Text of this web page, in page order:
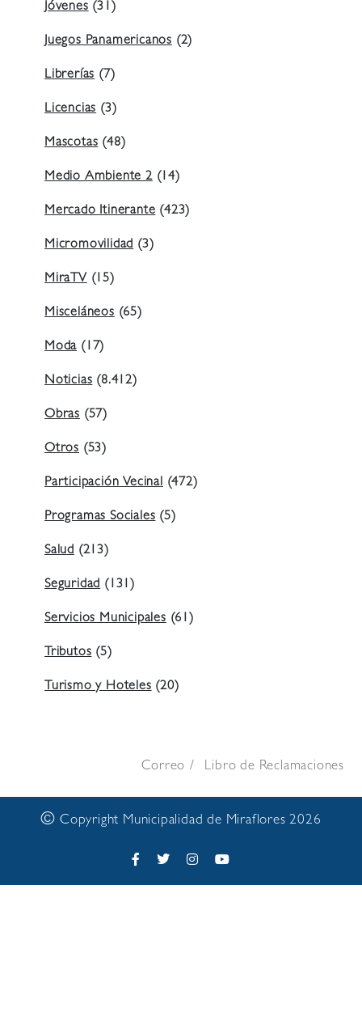
Jóvenes(31)
Juegos Panamericanos (2)
Librerías(7)
Licencias(3)
Mascotas(48)
Medio Ambiente 2(14)
Mercado Itinerante(423)
Micromovilidad(3)
MiraTV(15)
Misceláneos(65)
Moda(17)
Noticias(8.412)
Obras (57)
Otros (53)
Participación Vecinal(472)
Programas Sociales(5)
Salud (213)
Seguridad(131)
Servicios Municipales(61)
Tributos(5)
Turismo y Hoteles(20)
Correo Libro de Reclamaciones
© Copyright Municipalidad de Miraflores 2026